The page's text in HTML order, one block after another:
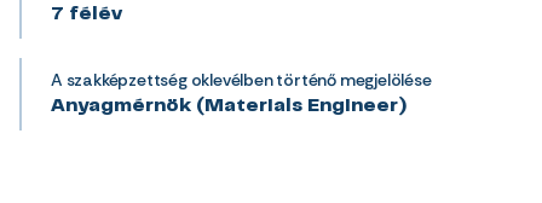
7 félév
A szakképzettség oklevélben történő megjelölése
Anyagmérnök (Materials Engineer)